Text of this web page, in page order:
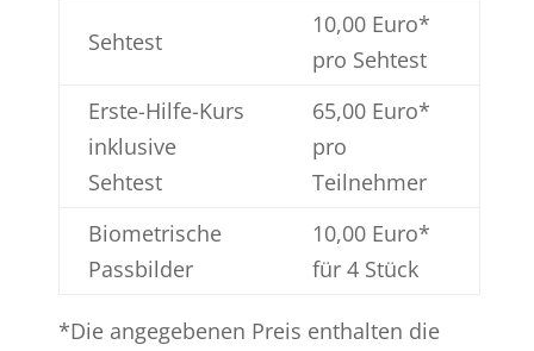
Sehtest
10,00 Euro*
pro Sehtest
Erste-Hilfe-Kurs
inklusive
Sehtest
65,00 Euro*
pro
Teilnehmer
Biometrische
Passbilder
10,00 Euro*
für 4 Stück
*Die angegebenen Preis enthalten die